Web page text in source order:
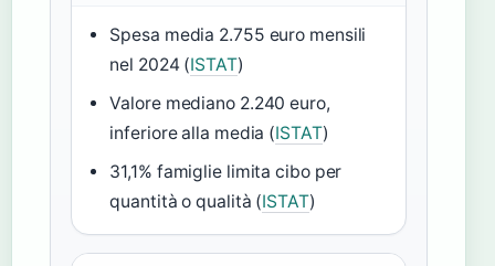
Spesa media 2.755 euro mensili
nel 2024 (ISTAT)
Valore mediano 2.240 euro,
inferiore alla media (ISTAT)
31,1% famiglie limita cibo per
quantità o qualità (ISTAT)